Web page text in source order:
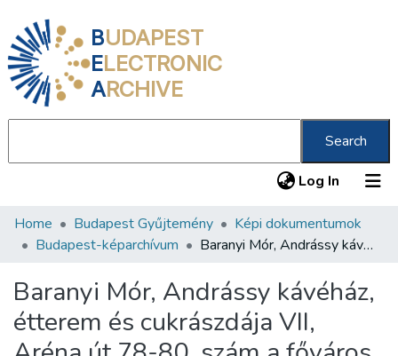
BUDAPEST
ELECTRONIC
ARCHIVE
Search
Log In (current)
Communities & Collections
Statistics
About us
Home Budapest Gyűjtemény
Képi dokumentumok
Budapest-képarchívum
Baranyi Mór, Andrássy kávéház, étterem és cukrászdája VII, Aréna út 78-80. szám a főváros látványossága : levelező-lap
Baranyi Mór, Andrássy kávéház,
étterem és cukrászdája VII,